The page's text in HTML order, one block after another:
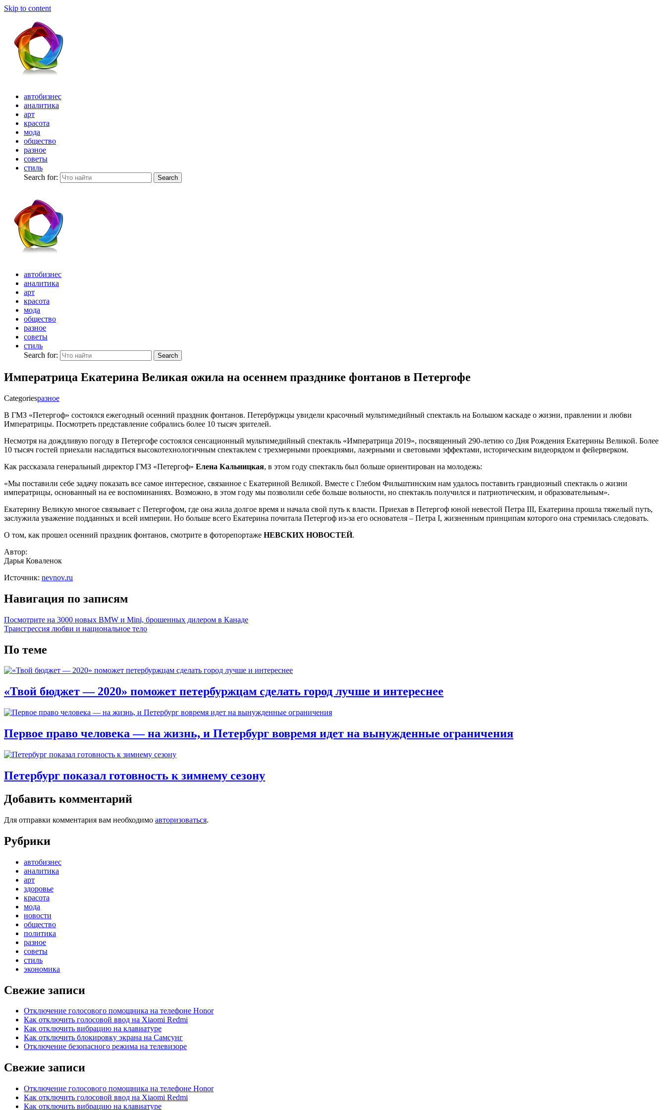
Skip to content
автобизнес
аналитика
арт
красота
мода
общество
разное
советы
стиль
Search for:
Search
автобизнес
аналитика
арт
красота
мода
общество
разное
советы
стиль
Search for:
Search
Императрица Екатерина Великая ожила на осеннем празднике фонтанов в Петергофе
Categoriesразное
В ГМЗ «Петергоф» состоялся ежегодный осенний праздник фонтанов. Петербуржцы увидели красочный мультимедийный спектакль на Большом каскаде о жизни, правлении и любви
Императрицы. Посмотреть представление собрались более 10 тысяч зрителей.
Несмотря на дождливую погоду в Петергофе состоялся сенсационный мультимедийный спектакль «Императрица 2019», посвященный 290-летию со Дня Рождения Екатерины Великой. Более
10 тысяч гостей приехали насладиться высокотехнологичным спектаклем с трехмерными проекциями, лазерными и световыми эффектами, историческим видеорядом и фейерверком.
Как рассказала генеральный директор ГМЗ «Петергоф» Елена Кальницкая, в этом году спектакль был больше ориентирован на молодежь:
«Мы поставили себе задачу показать все самое интересное, связанное с Екатериной Великой. Вместе с Глебом Фильштинским нам удалось поставить грандиозный спектакль о жизни
императрицы, основанный на ее воспоминаниях. Возможно, в этом году мы позволили себе больше вольности, но спектакль получился и патриотическим, и образовательным».
Екатерину Великую многое связывает с Петергофом, где она жила долгое время и начала свой путь к власти. Приехав в Петергоф юной невестой Петра III, Екатерина прошла тяжелый путь,
заслужила уважение подданных и всей империи. Но больше всего Екатерина почитала Петергоф из-за его основателя – Петра I, жизненным принципам которого она стремилась следовать.
О том, как прошел осенний праздник фонтанов, смотрите в фоторепортаже НЕВСКИХ НОВОСТЕЙ.
Автор:
Дарья Коваленок
Источник: nevnov.ru
Навигация по записям
Посмотрите на 3000 новых BMW и Mini, брошенных дилером в Канаде
Трансгрессия любви и национальное тело
По теме
«Твой бюджет — 2020» поможет петербуржцам сделать город лучше и интереснее
Первое право человека — на жизнь, и Петербург вовремя идет на вынужденные ограничения
Петербург показал готовность к зимнему сезону
Добавить комментарий
Для отправки комментария вам необходимо авторизоваться.
Рубрики
автобизнес
аналитика
арт
здоровье
красота
мода
новости
общество
политика
разное
советы
стиль
экономика
Свежие записи
Отключение голосового помощника на телефоне Honor
Как отключить голосовой ввод на Xiaomi Redmi
Как отключить вибрацию на клавиатуре
Как отключить блокировку экрана на Самсунг
Отключение безопасного режима на телевизоре
Свежие записи
Отключение голосового помощника на телефоне Honor
Как отключить голосовой ввод на Xiaomi Redmi
Как отключить вибрацию на клавиатуре